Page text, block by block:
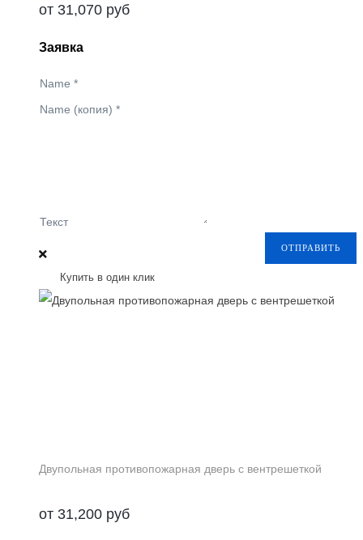
от 31,070 руб
Заявка
Name *
Name (копия) *
Текст
ОТПРАВИТЬ
Купить в один клик
Двупольная противопожарная дверь с вентрешеткой
от 31,200 руб